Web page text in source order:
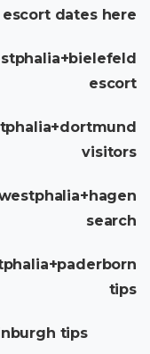
escort dates here
escort
visitors
search
tips
tips